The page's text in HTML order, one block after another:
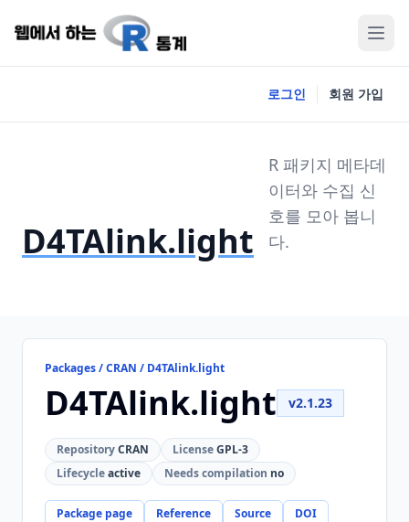
로그인 회원 가입
D4TAlink.light
R 패키지 메타데
이터와 수집 신
호를 모아 봅니
다.
Packages / CRAN / D4TAlink.light
D4TAlink.light v2.1.23
RepositoryCRAN LicenseGPL-3
Lifecycleactive Needs compilation no
Package page Reference Source
DOI